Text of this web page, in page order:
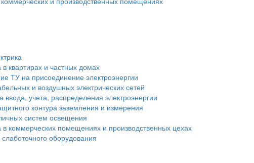
в квартирах и частных домах
ТУ на присоединение электроэнергии
и воздушных электрических сетей
ввода, учета, распределения электроэнергии
контура заземления и измерения
систем освещения
в коммерческих помещениях и производственных цехах
слаботочного оборудования